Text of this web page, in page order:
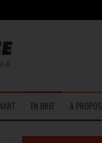
les travailleurs »
EN BREF A PROPOS